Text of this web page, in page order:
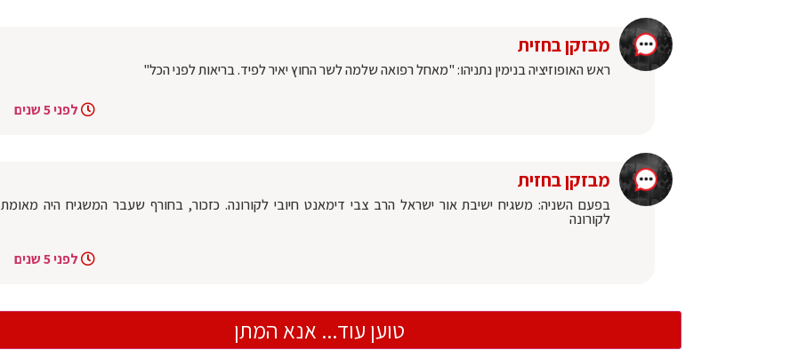
מבזקן בחזית
ראש האופוזיציה בנימין נתניהו: "מאחל רפואה שלמה לשר החוץ יאיר לפיד. בריאות לפני הכל"
לפני 5 שנים
מבזקן בחזית
בפעם השניה: משגיח ישיבת אור ישראל הרב צבי דימאנט חיובי לקורונה. כזכור, בחורף שעבר המשגיח היה מאומת
לקורונה
לפני 5 שנים
טוען עוד... אנא המתן